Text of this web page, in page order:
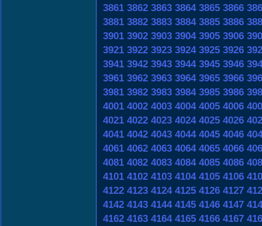
3861 3862 3863 3864 3865 3866
3881 3882 3883 3884 3885 3886
3901 3902 3903 3904 3905 3906
3921 3922 3923 3924 3925 3926
3941 3942 3943 3944 3945 3946
3961 3962 3963 3964 3965 3966
3981 3982 3983 3984 3985 3986
4001 4002 4003 4004 4005 4006
4021 4022 4023 4024 4025 4026
4041 4042 4043 4044 4045 4046
4061 4062 4063 4064 4065 4066
4081 4082 4083 4084 4085 4086
4101 4102 4103 4104 4105 4106
4122 4123 4124 4125 4126 4127
4142 4143 4144 4145 4146 4147
4162 4163 4164 4165 4166 4167